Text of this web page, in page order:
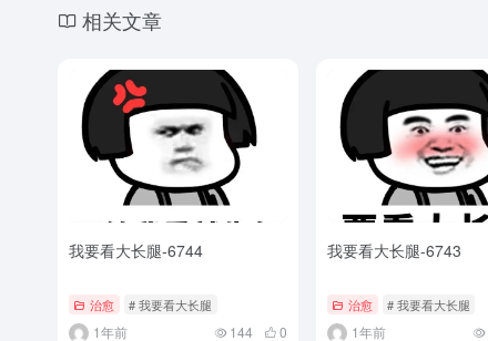
相关文章
我要看大长腿-6744
治愈 # 我要看大长腿
1年前 144 0
我要看大长腿-6743
治愈 # 我要看大长腿
1年前